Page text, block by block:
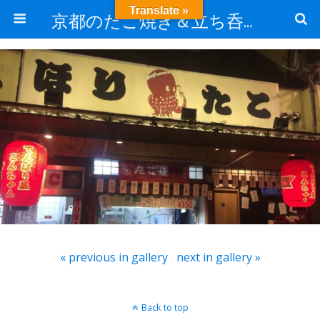
京都のたこ焼き＆立ち呑み屋ほりたこのお知らせブログ
« previous in gallery next in gallery »
Back to top
Translate »